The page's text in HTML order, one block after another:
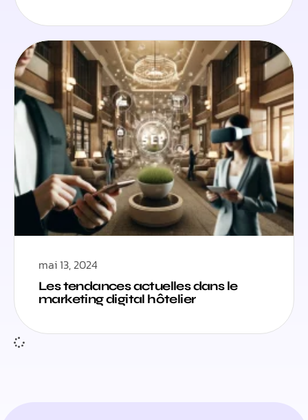
mai 13, 2024
Les tendances actuelles dans le
marketing digital hôtelier